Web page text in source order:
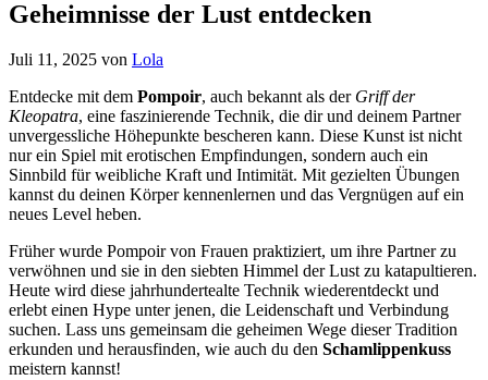
Geheimnisse der Lust entdecken
Juli 11, 2025 von Lola
Entdecke mit dem Pompoir, auch bekannt als der Griff der
Kleopatra, eine faszinierende Technik, die dir und deinem Partner
unvergessliche Höhepunkte bescheren kann. Diese Kunst ist nicht
nur ein Spiel mit erotischen Empfindungen, sondern auch ein
Sinnbild für weibliche Kraft und Intimität. Mit gezielten Übungen
kannst du deinen Körper kennenlernen und das Vergnügen auf ein
neues Level heben.
Früher wurde Pompoir von Frauen praktiziert, um ihre Partner zu
verwöhnen und sie in den siebten Himmel der Lust zu katapultieren.
Heute wird diese jahrhundertealte Technik wiederentdeckt und
erlebt einen Hype unter jenen, die Leidenschaft und Verbindung
suchen. Lass uns gemeinsam die geheimen Wege dieser Tradition
erkunden und herausfinden, wie auch du den Schamlippenkuss
meistern kannst!